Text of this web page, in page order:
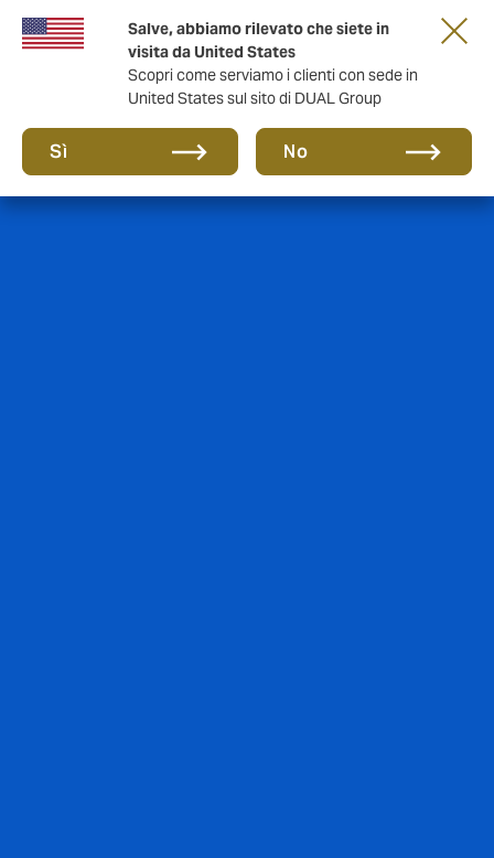
Salve, abbiamo rilevato che siete in
visita da United States
Scopri come serviamo i clienti con sede in
United States sul sito di DUAL Group
Sì No
anni di DUAL Italia